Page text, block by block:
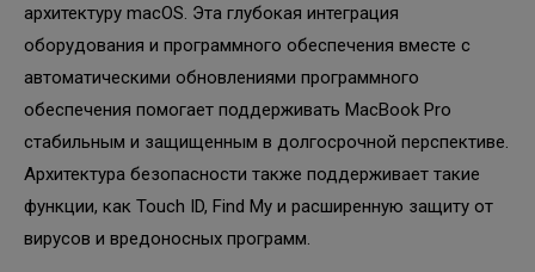
архитектуру macOS. Эта глубокая интеграция
оборудования и программного обеспечения вместе с
автоматическими обновлениями программного
обеспечения помогает поддерживать MacBook Pro
стабильным и защищенным в долгосрочной перспективе.
Архитектура безопасности также поддерживает такие
функции, как Touch ID, Find My и расширенную защиту от
вирусов и вредоносных программ.